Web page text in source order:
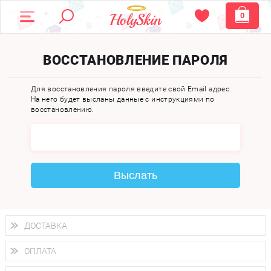
0
ВОССТАНОВЛЕНИЕ ПАРОЛЯ
Для восстановления пароля введите свой Email адрес.
На него будет высланы данные с инструкциями по
восстановлению.
Выслать
ДОСТАВКА
Доставка осуществляетсяпо всем городам России.
Вы можете выбрать доставку курьером, Почтой России или
получить заказ в пунктах выдачи PickPoint или пункте
ОПЛАТА
Вы можете оплатить свой заказ любым удобным способом: